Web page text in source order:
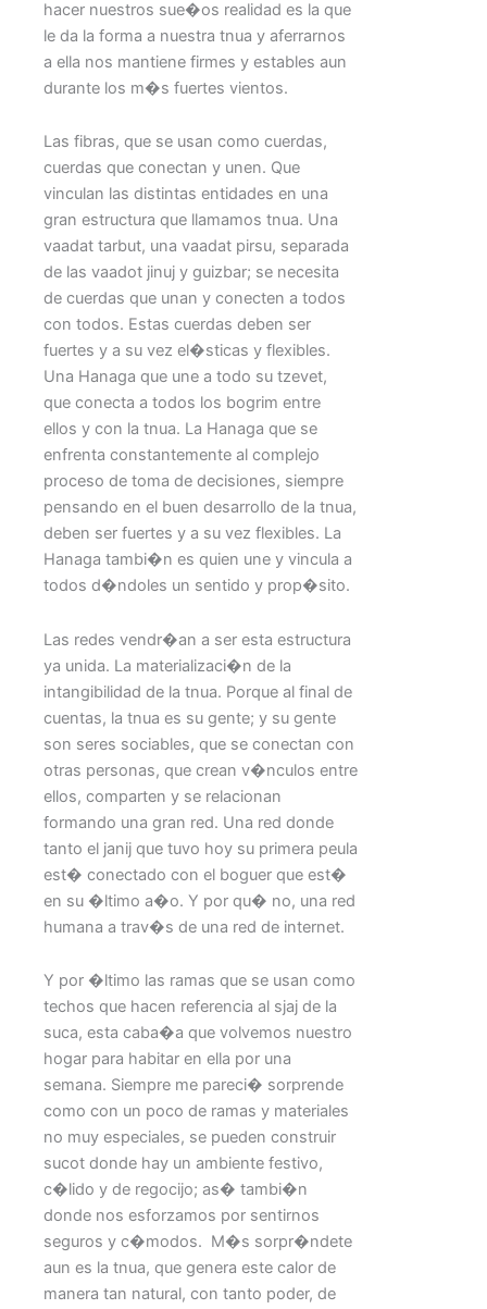
hacer nuestros sue�os realidad es la que
le da la forma a nuestra tnua y aferrarnos
a ella nos mantiene firmes y estables aun
durante los m�s fuertes vientos.
Las fibras, que se usan como cuerdas,
cuerdas que conectan y unen. Que
vinculan las distintas entidades en una
gran estructura que llamamos tnua. Una
vaadat tarbut, una vaadat pirsu, separada
de las vaadot jinuj y guizbar; se necesita
de cuerdas que unan y conecten a todos
con todos. Estas cuerdas deben ser
fuertes y a su vez el�sticas y flexibles.
Una Hanaga que une a todo su tzevet,
que conecta a todos los bogrim entre
ellos y con la tnua. La Hanaga que se
enfrenta constantemente al complejo
proceso de toma de decisiones, siempre
pensando en el buen desarrollo de la tnua,
deben ser fuertes y a su vez flexibles. La
Hanaga tambi�n es quien une y vincula a
todos d�ndoles un sentido y prop�sito.
Las redes vendr�an a ser esta estructura
ya unida. La materializaci�n de la
intangibilidad de la tnua. Porque al final de
cuentas, la tnua es su gente; y su gente
son seres sociables, que se conectan con
otras personas, que crean v�nculos entre
ellos, comparten y se relacionan
formando una gran red. Una red donde
tanto el janij que tuvo hoy su primera peula
est� conectado con el boguer que est�
en su �ltimo a�o. Y por qu� no, una red
humana a trav�s de una red de internet.
Y por �ltimo las ramas que se usan como
techos que hacen referencia al sjaj de la
suca, esta caba�a que volvemos nuestro
hogar para habitar en ella por una
semana. Siempre me pareci� sorprende
como con un poco de ramas y materiales
no muy especiales, se pueden construir
sucot donde hay un ambiente festivo,
c�lido y de regocijo; as� tambi�n
donde nos esforzamos por sentirnos
seguros y c�modos. M�s sorpr�ndete
aun es la tnua, que genera este calor de
manera tan natural, con tanto poder, de